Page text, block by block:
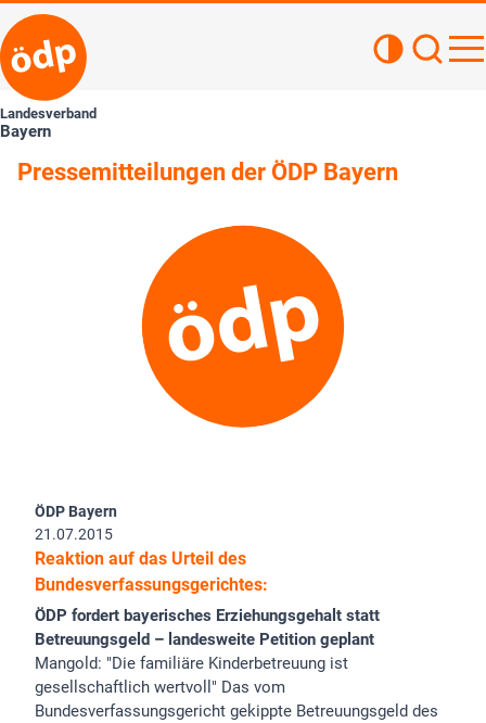
Landesverband
Bayern
Pressemitteilungen der ÖDP Bayern
ÖDP Bayern
21.07.2015
Reaktion auf das Urteil des
Bundesverfassungsgerichtes:
ÖDP fordert bayerisches Erziehungsgehalt statt
Betreuungsgeld – landesweite Petition geplant
Mangold: "Die familiäre Kinderbetreuung ist
gesellschaftlich wertvoll" Das vom
Bundesverfassungsgericht gekippte Betreuungsgeld des